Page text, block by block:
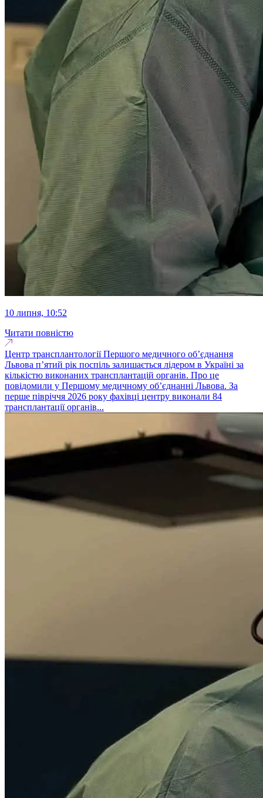
10 липня, 10:52
Читати повністю
Центр трансплантології Першого медичного об’єднання
Львова п’ятий рік поспіль залишається лідером в Україні за
кількістю виконаних трансплантацій органів. Про це
повідомили у Першому медичному об’єднанні Львова. За
перше півріччя 2026 року фахівці центру виконали 84
трансплантації органів...